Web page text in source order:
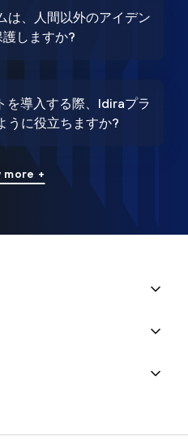
は、人間以外のアイデン
しますか?
を導入する際、Idiraプラ
うに役立ちますか?
more +